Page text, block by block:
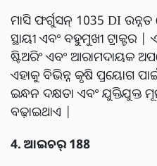
ମାସି ଫର୍ଗୁସନ୍ 1035 DI
ସ୍ଥାୟୀ ଏବଂ ବହୁମୁଖୀ ଟ୍ରାକ୍ଟର
ଷ୍ଟିଅରିଂ ଏବଂ ଆରାମଦାୟକ
ଏହାକୁ ବିଭିନ୍ନ କୃଷି ପ୍ରୟୋଗ
ଇନ୍ଧନ ଦକ୍ଷତା ଏବଂ ଯୁକ୍ତିଯୁକ୍ତ
ବଢ଼ାଇଥାଏ |
4. ଆଇଚର୍ 188